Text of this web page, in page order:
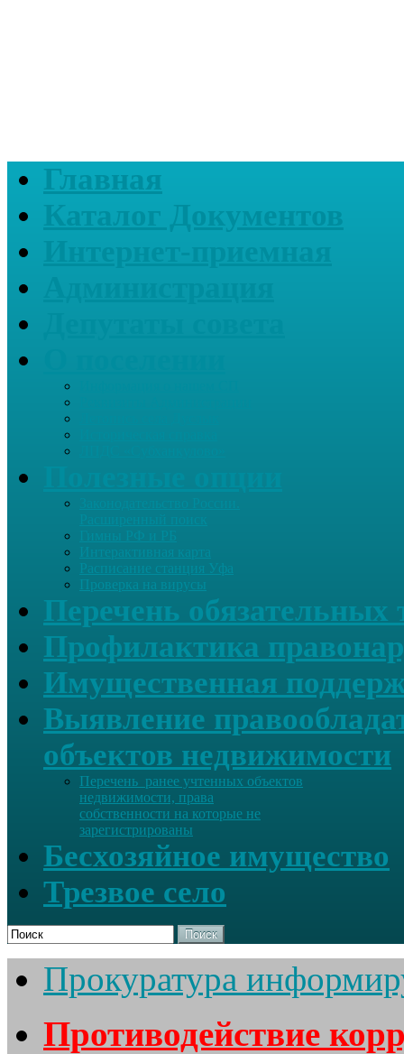
Главная
Каталог Документов
Интерактивная карта
Расписание станция Уфа
Проверка на вирусы
Перечень обязательных
Профилактика
Имущественная
Выявление
объектов недвижимости
Перечень ранее учтенных объектов
недвижимости, права
собственности на которые не
зарегистрированы
Бесхозяйное имущество
Трезвое село
Поиск
Прокуратура
Противодействие